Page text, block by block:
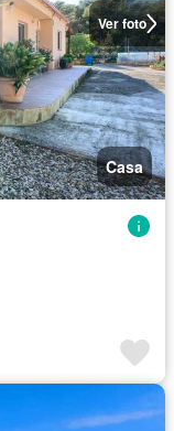
Ver foto
Casa